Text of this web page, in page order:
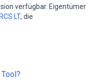
verfügbar. Eigentümer
RCS LT, die